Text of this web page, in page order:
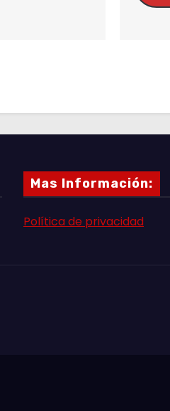
Mas Información:
Política de privacidad